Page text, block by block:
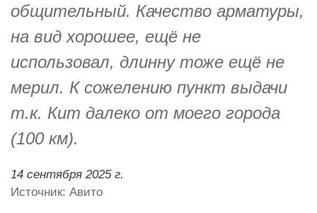
общительный. Качество арматуры,
на вид хорошее, ещё не
использовал, длинну тоже ещё не
мерил. К сожелению пункт выдачи
т.к. Кит далеко от моего города
(100 км).
14 сентября 2025 г.
Источник: Авито